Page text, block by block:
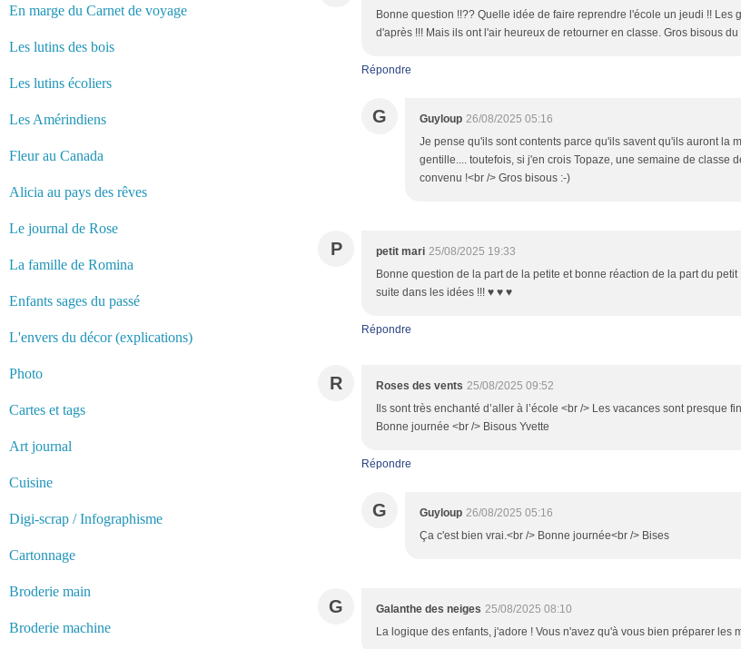
En marge du Carnet de voyage
Les lutins des bois
Les lutins écoliers
Les Amérindiens
Fleur au Canada
Alicia au pays des rêves
Le journal de Rose
La famille de Romina
Enfants sages du passé
L'envers du décor (explications)
Photo
Cartes et tags
Art journal
Cuisine
Digi-scrap / Infographisme
Cartonnage
Broderie main
Broderie machine
Bonne question !!?? Quelle idée de faire reprendre l'école un jeudi !! Les
d'après !!! Mais ils ont l'air heureux de retourner en classe. Gros bisous
Répondre
G Guyloup 26/08/2025 05:16
Je pense qu'ils sont contents parce qu'ils savent qu'ils auront la
gentille.... toutefois, si j'en crois Topaze, une semaine de classe
convenu !<br /> Gros bisous :-)
P petit mari 25/08/2025 19:33
Bonne question de la part de la petite et bonne réaction de la part du
suite dans les idées !!! ♥ ♥ ♥
Répondre
R Roses des vents 25/08/2025 09:52
Ils sont très enchanté d’aller à l’école <br /> Les vacances sont presque
Bonne journée <br /> Bisous Yvette
Répondre
G Guyloup 26/08/2025 05:16
Ça c'est bien vrai.<br /> Bonne journée<br /> Bises
G Galanthe des neiges 25/08/2025 08:10
La logique des enfants, j'adore ! Vous n'avez qu'à vous bien préparer les